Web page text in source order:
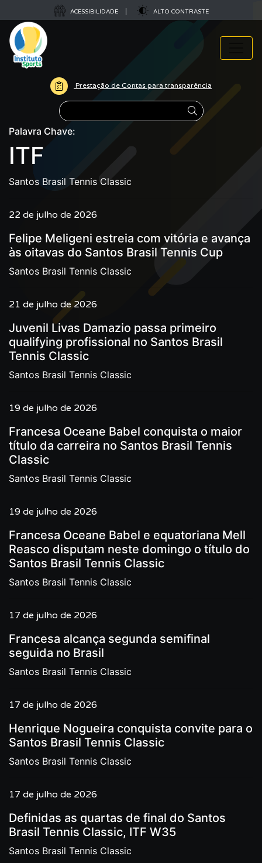
ACESSIBILIDADE ALTO CONTRASTE
Prestação de Contas para transparência
Pesquisar
Palavra Chave:
ITF
Santos Brasil Tennis Classic
22 de julho de 2026
Felipe Meligeni estreia com vitória e avança
às oitavas do Santos Brasil Tennis Cup
Santos Brasil Tennis Classic
21 de julho de 2026
Juvenil Livas Damazio passa primeiro
qualifying profissional no Santos Brasil
Tennis Classic
Santos Brasil Tennis Classic
19 de julho de 2026
Francesa Oceane Babel conquista o maior
título da carreira no Santos Brasil Tennis
Classic
Santos Brasil Tennis Classic
19 de julho de 2026
Francesa Oceane Babel e equatoriana Mell
Reasco disputam neste domingo o título do
Santos Brasil Tennis Classic
Santos Brasil Tennis Classic
17 de julho de 2026
Francesa alcança segunda semifinal
seguida no Brasil
Santos Brasil Tennis Classic
17 de julho de 2026
Henrique Nogueira conquista convite para o
Santos Brasil Tennis Classic
Santos Brasil Tennis Classic
17 de julho de 2026
Definidas as quartas de final do Santos
Brasil Tennis Classic, ITF W35
Santos Brasil Tennis Classic